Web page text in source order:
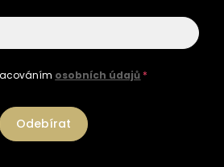
osobních údajů *
Odebírat